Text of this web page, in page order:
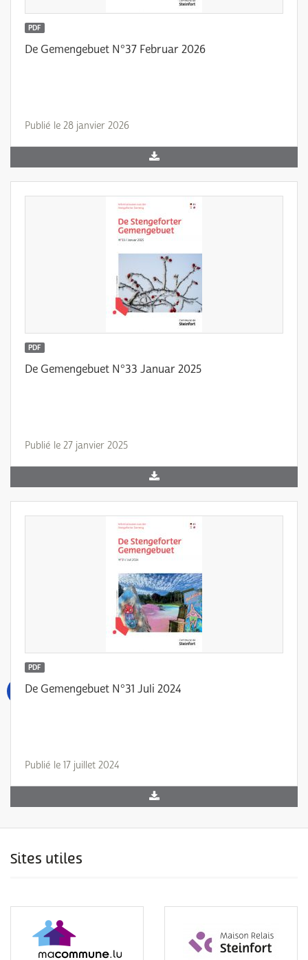
PDF
De Gemengebuet N°37 Februar 2026
Publié le 28 janvier 2026
PDF
De Gemengebuet N°33 Januar 2025
Publié le 27 janvier 2025
PDF
De Gemengebuet N°31 Juli 2024
Publié le 17 juillet 2024
Sites utiles